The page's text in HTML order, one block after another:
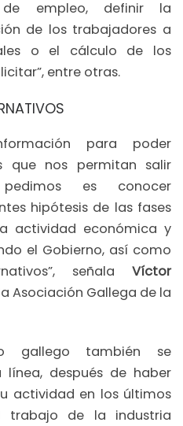
de empleo, definir la
de los trabajadores a
o el cálculo de los
entre otras.
para poder
que nos permitan salir
es conocer
hipótesis de las fases
actividad económica y
el Gobierno, así como
señala Víctor
Asociación Gallega de la
gallego también se
después de haber
actividad en los últimos
de la industria